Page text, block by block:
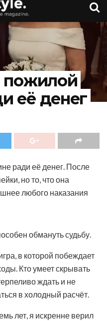
пожилой
её денег
ради её денег. После
но то, что она
любого наказания
обмануть судьбу.
в которой побеждает
Кто умеет скрывать
ждать и не
в холодный расчёт.
лет, я искренне верил